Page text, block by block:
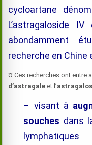
cycloartane
L’astragaloside
abondamment
recherche en Chine
¤ Ces recherches ont entre
d’astragale et l’
– visant à
souches dans